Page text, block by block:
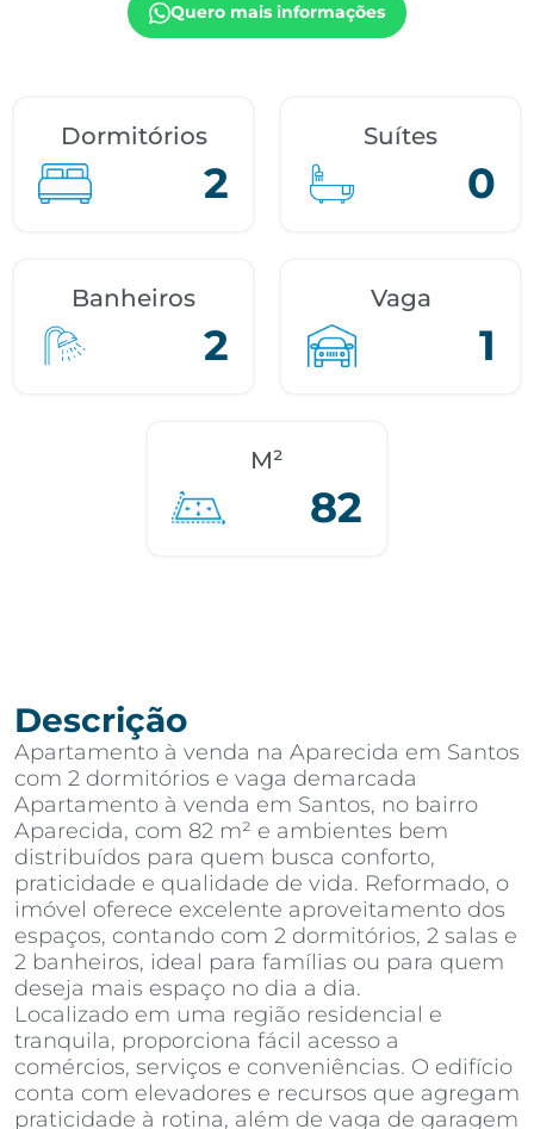
Quero mais informações
Dormitórios
2
Suítes
0
Banheiros
2
Vaga
1
M²
82
Descrição
Apartamento à venda na Aparecida em Santos
com 2 dormitórios e vaga demarcada
Apartamento à venda em Santos, no bairro
Aparecida, com 82 m² e ambientes bem
distribuídos para quem busca conforto,
praticidade e qualidade de vida. Reformado, o
imóvel oferece excelente aproveitamento dos
espaços, contando com 2 dormitórios, 2 salas e
2 banheiros, ideal para famílias ou para quem
deseja mais espaço no dia a dia.
Localizado em uma região residencial e
tranquila, proporciona fácil acesso a
comércios, serviços e conveniências. O edifício
conta com elevadores e recursos que agregam
praticidade à rotina, além de vaga de garagem